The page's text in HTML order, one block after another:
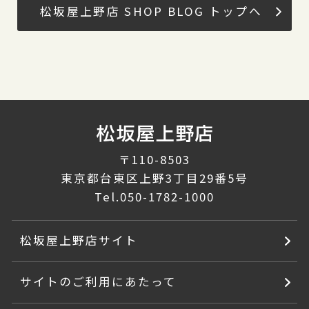
松坂屋上野店 SHOP BLOG トップへ
〒110-8503
東京都台東区上野3丁目29番5号
Tel.050-1782-1000
松坂屋上野店サイト
サイトのご利用にあたって